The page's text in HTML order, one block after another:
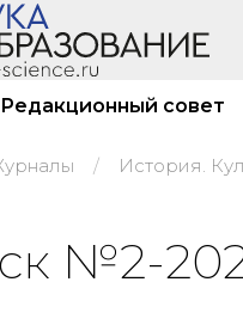
Редакционный совет
№2-